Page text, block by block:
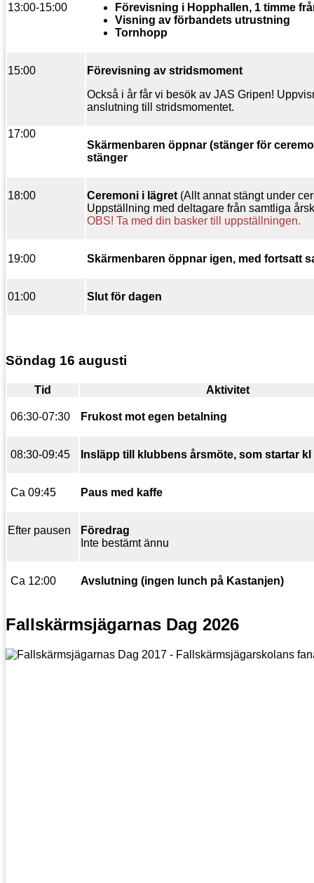
13:00-15:00
Förevisning i Hopphallen, 1 timme
Visning av förbandets utrustning
Tornhopp
15:00
Förevisning av stridsmoment
Också i år får vi besök av JAS Gripen!
anslutning till stridsmomentet.
17:00
Skärmenbaren öppnar (stänger för
stänger
18:00 Ceremoni i lägret (Allt annat stängt under
Uppställning med deltagare från samtliga
OBS! Ta med din basker till uppställningen.
19:00 Skärmenbaren öppnar igen, med fortsatt
01:00 Slut för dagen
Söndag 16 augusti
Tid Aktivitet
06:30-07:30 Frukost mot egen betalning
08:30-09:45 Insläpp till klubbens årsmöte, som startar kl
Ca 09:45 Paus med kaffe
Efter pausen
Föredrag
Inte bestämt ännu
Ca 12:00 Avslutning (ingen lunch på Kastanjen)
Fallskärmsjägarnas Dag 2026